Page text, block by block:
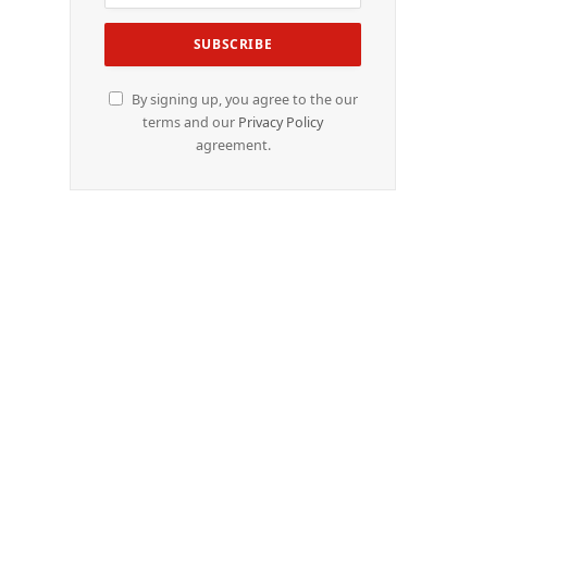
By signing up, you agree to the our
terms and our Privacy Policy
agreement.